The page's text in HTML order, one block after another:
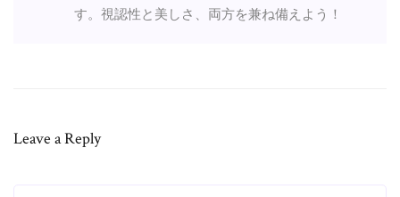
す。視認性と美しさ、両方を兼ね備えよう！
Leave a Reply